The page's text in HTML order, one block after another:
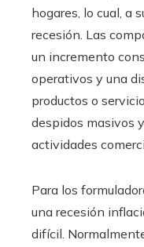
hogares, lo cual, a
recesión. Las
un incremento
operativos y una
productos o
despidos masivos
actividades
Para los
una recesión
difícil.